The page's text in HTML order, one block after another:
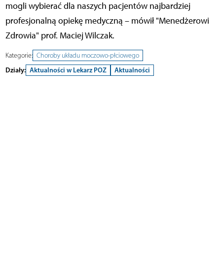
mogli wybierać dla naszych pacjentów najbardziej
profesjonalną opiekę medyczną – mówił "Menedżerowi
Zdrowia" prof. Maciej Wilczak.
Kategorie: Choroby układu moczowo-płciowego
Działy: Aktualności w Lekarz POZ Aktualności